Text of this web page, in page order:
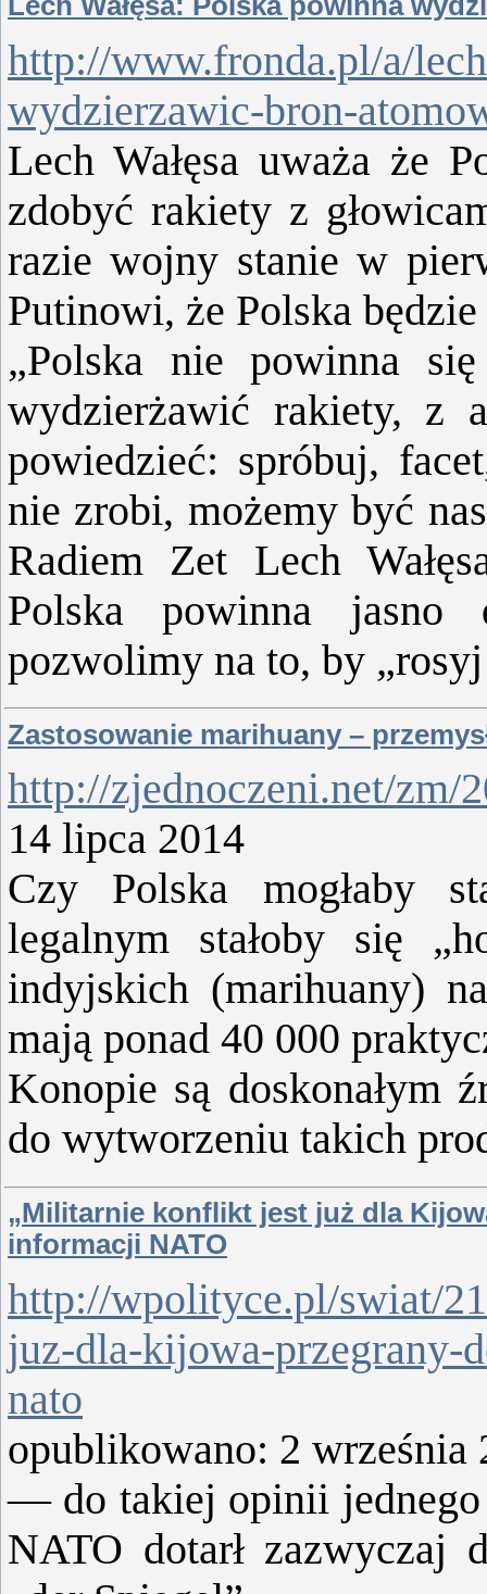
http://www.fronda.pl/a/
wydzierzawic-bron-
Lech Wałęsa uważa że
zdobyć rakiety z
razie wojny stanie w
Putinowi, że Polska
„Polska nie powinna
wydzierżawić rakiety, z
powiedzieć: spróbuj,
nie zrobi, możemy być
Radiem Zet Lech
Polska powinna
pozwolimy na to, by
Zastosowanie marihuany –
http://zjednoczeni.net/zm/
14 lipca 2014
Czy Polska mogłaby
legalnym stałoby się
indyjskich (marihuany)
mają ponad 40 000
Konopie są doskonałym
do wytworzeniu takich
„Militarnie konflikt jest już dla
informacji NATO
http://wpolityce.pl/swiat/
juz-dla-kijowa-przegrany-
nato
opublikowano: 2
— do takiej opinii jednego
NATO dotarł zazwyczaj